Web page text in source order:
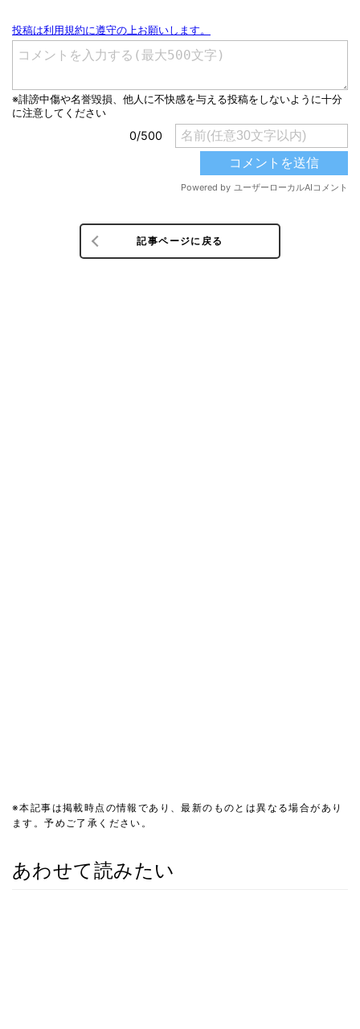
記事ページに戻る
※本記事は掲載時点の情報であり、最新のものとは異なる場合があり
ます。予めご了承ください。
あわせて読みたい